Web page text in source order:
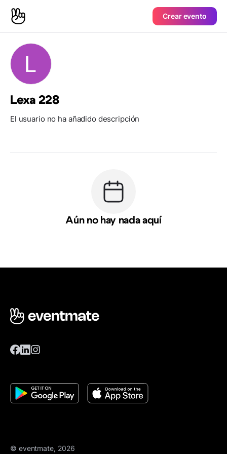
Crear evento
Lexa 228
El usuario no ha añadido descripción
Aún no hay nada aquí
© eventmate, 2026